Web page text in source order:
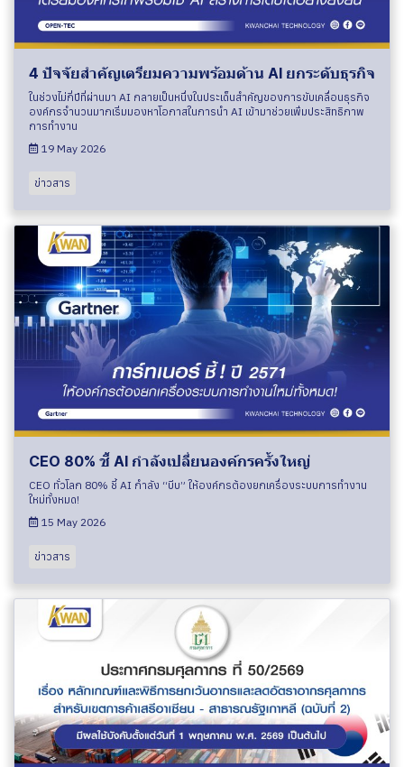
4 ปัจจัยสำคัญเตรียมความพร้อมด้าน AI ยกระดับธุรกิจ
ในช่วงไม่กี่ปีที่ผ่านมา AI กลายเป็นหนึ่งในประเด็นสำคัญของการขับเคลื่อนธุรกิจ
องค์กรจำนวนมากเริ่มมองหาโอกาสในการนำ AI เข้ามาช่วยเพิ่มประสิทธิภาพ
การทำงาน
19 May 2026
ข่าวสาร
CEO 80% ชี้ AI กำลังเปลี่ยนองค์กรครั้งใหญ่
CEO ทั่วโลก 80% ชี้ AI กำลัง “บีบ” ให้องค์กรต้องยกเครื่องระบบการทำงาน
ใหม่ทั้งหมด!
15 May 2026
ข่าวสาร